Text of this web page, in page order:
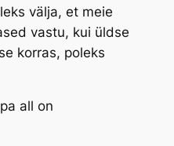
välja, et meie
vastu, kui üldse
korras, poleks
all on